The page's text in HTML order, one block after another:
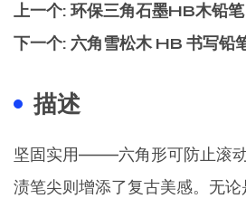
上一个: 环保三角石墨HB木铅笔
下一个: 六角雪松木 HB 书写铅
描述
坚固实用——六角形可防止滚
渍笔尖则增添了复古美感。无